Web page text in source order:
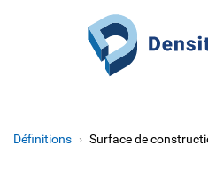
Aller au contenu principal
Définitions Surface de